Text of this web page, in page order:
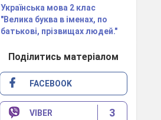
Українська мова 2 клас
"Велика буква в іменах, по
батькові, прізвищах людей."
Поділитись матеріалом
FACEBOOK
VIBER 3